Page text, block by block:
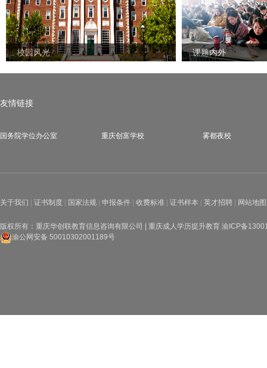
校园风光 课题内外
友情链接
国务院学位办公室 重庆创富学校 雾都夜校
关于我们 证书制度 国家法规 申报条件 收费标准 证书样本 英才招聘 网站地图
版权所有：重庆华创联教育信息咨询有限公司 | 重庆成人学历提升教育 渝ICP备
渝公网安备 50010302001189号